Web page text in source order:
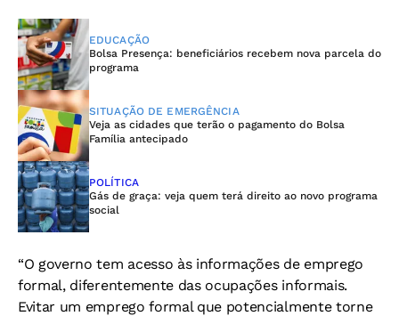
EDUCAÇÃO
Bolsa Presença: beneficiários recebem nova parcela do
programa
SITUAÇÃO DE EMERGÊNCIA
Veja as cidades que terão o pagamento do Bolsa
Família antecipado
POLÍTICA
Gás de graça: veja quem terá direito ao novo programa
social
“O governo tem acesso às informações de emprego
formal, diferentemente das ocupações informais.
Evitar um emprego formal que potencialmente torne